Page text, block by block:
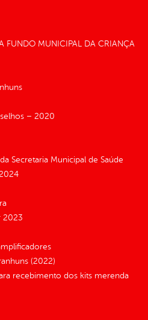
FUNDO MUNICIPAL DA CRIANÇA
– 2020
Secretaria Municipal de Saúde
2023
(2022)
recebimento dos kits merenda